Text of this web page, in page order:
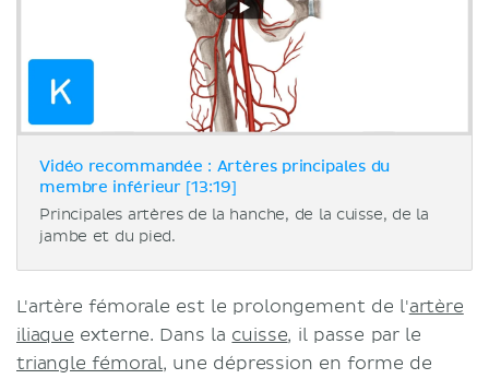
Vidéo recommandée : Artères principales du
membre inférieur [13:19]
Principales artères de la hanche, de la cuisse, de la
jambe et du pied.
L'artère fémorale est le prolongement de l'artère
iliaque externe. Dans la cuisse, il passe par le
triangle fémoral, une dépression en forme de